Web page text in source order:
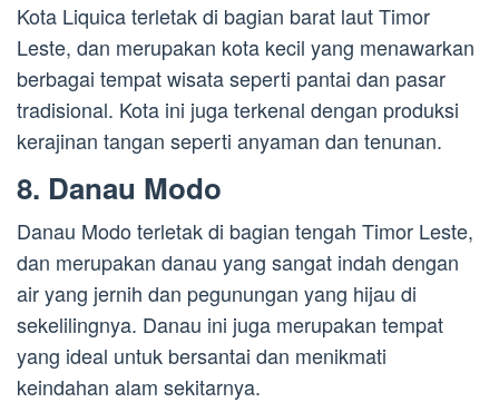
Kota Liquica terletak di bagian barat laut Timor
Leste, dan merupakan kota kecil yang menawarkan
berbagai tempat wisata seperti pantai dan pasar
tradisional. Kota ini juga terkenal dengan produksi
kerajinan tangan seperti anyaman dan tenunan.
8. Danau Modo
Danau Modo terletak di bagian tengah Timor Leste,
dan merupakan danau yang sangat indah dengan
air yang jernih dan pegunungan yang hijau di
sekelilingnya. Danau ini juga merupakan tempat
yang ideal untuk bersantai dan menikmati
keindahan alam sekitarnya.